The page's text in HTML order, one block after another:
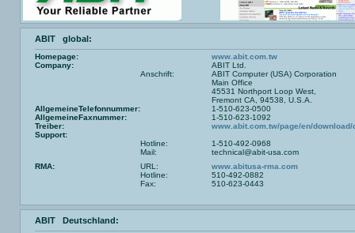
ABIT global:
Homepage:
www.abit.com.tw
Company:
ABIT Ltd.
Anschrift:
ABIT Computer (USA) Corporation
Main Office
45531 Northport Loop West,
Fremont CA, 94538, U.S.A.
AllgemeineTelefonnummer:
1-510-623-0500
AllgemeineFaxnummer:
1-510-623-1092
Treiber:
www.abit.com.tw/page/en/download/
Support:
Hotline:
1-510-492-0968
Mail:
technical@abit-usa.com
RMA:
URL:
www.abitusa-rma.com
Hotline:
510-492-0882
Fax:
510-623-0443
ABIT Deutschland: